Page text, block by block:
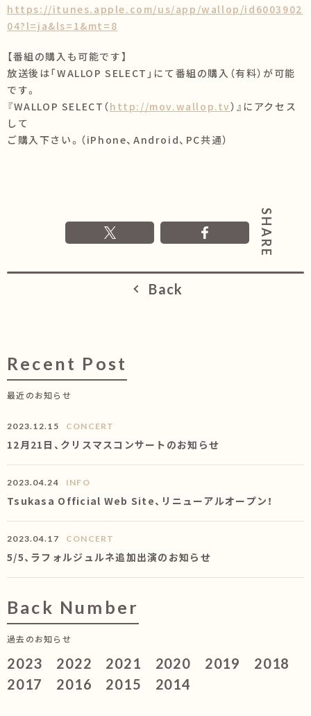
https://itunes.apple.com/us/app/wallop/id6003902
04?l=ja&ls=1&mt=8
【番組の購入も可能です】
放送後は「WALLOP SELECT」にて番組の購入（有料）が可能
です。
『WALLOP SELECT（http://mov.wallop.tv）』にアクセス
して
ご購入下さい。（iPhone、Android、PC共通）
Back
Recent Post
最近のお知らせ
2023.12.15 CONCERT
12月21日、クリスマスコンサートのお知らせ
2023.04.24 INFO
Tsukasa Official Web Site、リニューアルオープン！
2023.04.17 CONCERT
5/5、ラフォルジュルネ追加出演のお知らせ
Back Number
過去のお知らせ
2023 2022 2021 2020 2019
2018
2017
2016 2015 2014